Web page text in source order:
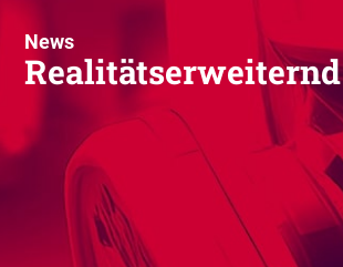
News
Realitätserweiternd